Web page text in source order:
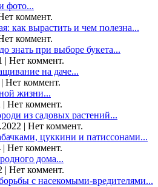
фото...
коммент.
как вырастить и чем полезна...
коммент.
знать при выборе букета...
| Нет коммент.
на даче...
Нет коммент.
жизни...
| Нет коммент.
из садовых растений...
| Нет коммент.
цуккини и патиссонами...
| Нет коммент.
дома...
| Нет коммент.
с насекомыми-вредителями...